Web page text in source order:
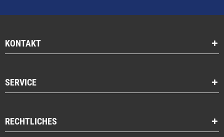
KONTAKT
SERVICE
RECHTLICHES